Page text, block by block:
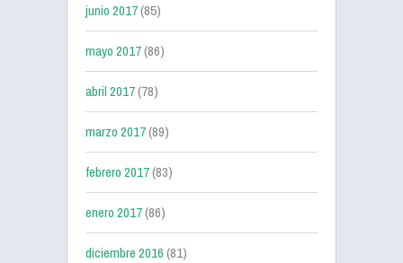
junio 2017(85)
mayo 2017(86)
abril 2017(78)
marzo 2017(89)
febrero 2017(83)
enero 2017(86)
diciembre 2016(81)